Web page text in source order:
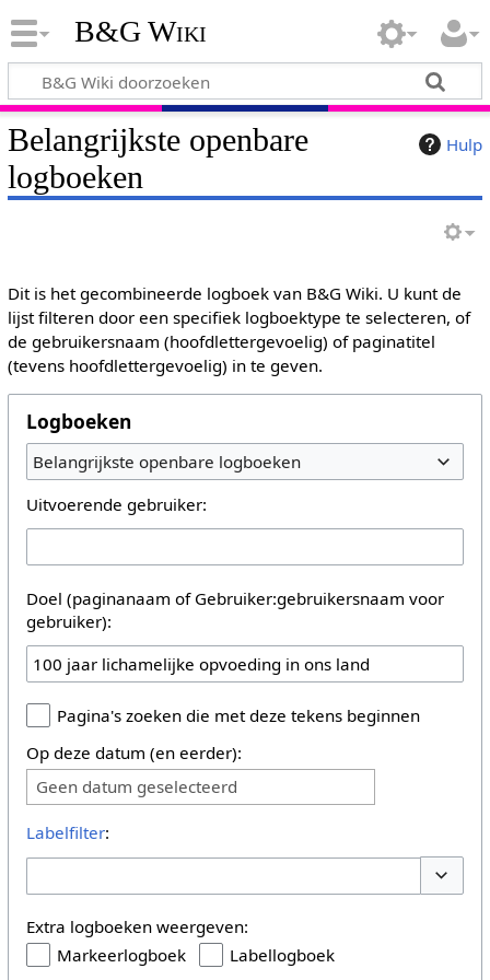
B&G Wiki
Hulp
Belangrijkste openbare
logboeken
Dit is het gecombineerde logboek van B&G Wiki. U kunt de
lijst filteren door een specifiek logboektype te selecteren, of
de gebruikersnaam (hoofdlettergevoelig) of paginatitel
(tevens hoofdlettergevoelig) in te geven.
Logboeken
Belangrijkste openbare logboeken
Uitvoerende gebruiker:
Doel (paginanaam of Gebruiker:gebruikersnaam voor
gebruiker):
Pagina's zoeken die met deze tekens beginnen
Op deze datum (en eerder):
Geen datum geselecteerd
Labelfilter:
Extra logboeken weergeven:
Markeerlogboek
Labellogboek